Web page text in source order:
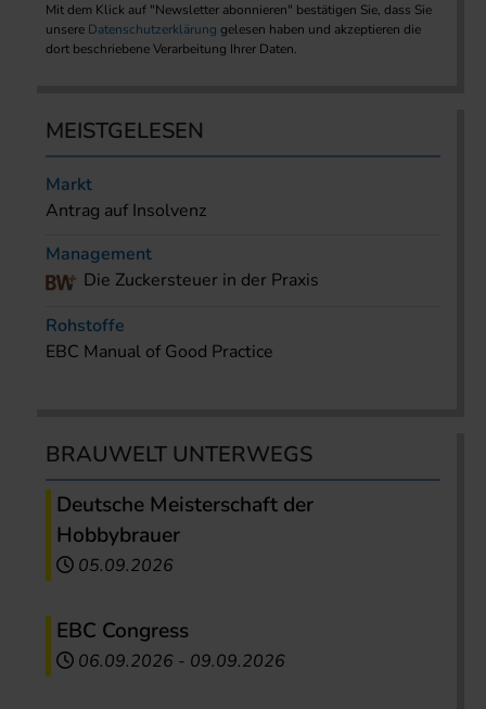
Mit dem Klick auf "Newsletter abonnieren" bestätigen Sie, dass Sie
unsere Datenschutzerklärung gelesen haben und akzeptieren die
dort beschriebene Verarbeitung Ihrer Daten.
MEISTGELESEN
Markt
Antrag auf Insolvenz
Management
Die Zuckersteuer in der Praxis
Rohstoffe
EBC Manual of Good Practice
BRAUWELT UNTERWEGS
Deutsche Meisterschaft der
Hobbybrauer
05.09.2026
EBC Congress
06.09.2026 - 09.09.2026